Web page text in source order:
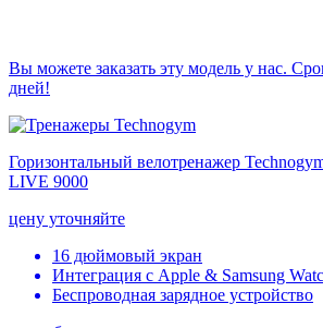
Вы можете заказать эту модель у нас.
дней!
Горизонтальный велотренажер
LIVE 9000
цену уточняйте
16 дюймовый экран
Интеграция с Apple & Samsung
Беспроводная зарядное устройство